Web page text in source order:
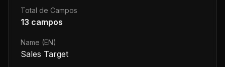
Total de Campos
13 campos
Name (EN)
Sales Target